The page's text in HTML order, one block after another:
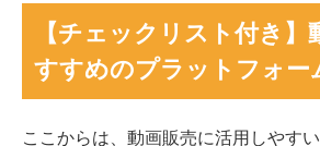
【チェックリスト付き】
すすめのプラットフォー
ここからは、動画販売に活用しやす